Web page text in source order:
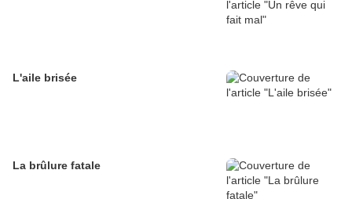
L'aile brisée
La brûlure fatale